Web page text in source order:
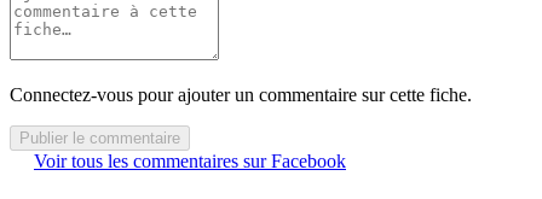
Connectez-vous pour ajouter un commentaire sur cette fiche.
Publier le commentaire
Voir tous les commentaires sur Facebook